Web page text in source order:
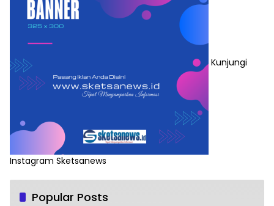
Kunjungi
Instagram Sketsanews
Popular Posts